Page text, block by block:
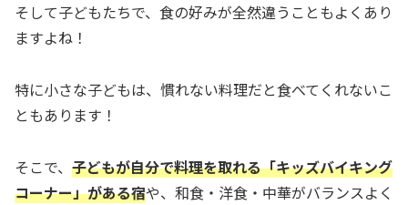
そして子どもたちで、食の好みが全然違うこともよくあり
ますよね！
特に小さな子どもは、慣れない料理だと食べてくれないこ
ともあります！
そこで、 子どもが自分で料理を取れる「キッズバイキング
コーナー」がある宿や、和食・洋食・中華がバランスよく